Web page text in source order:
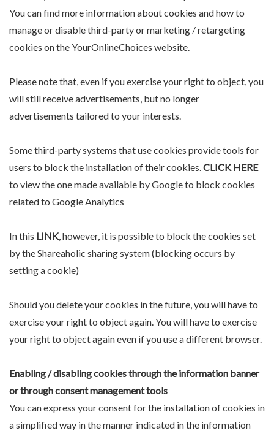
You can find more information about cookies and how to
manage or disable third-party or marketing / retargeting
cookies on theYourOnlineChoices website.
Please note that, even if you exercise your right to object, you
will still receive advertisements, but no longer
advertisements tailored to your interests.
Some third-party systems that use cookies provide tools for
users to block the installation of their cookies.CLICK HERE
to view the one made available by Google to block cookies
related to Google Analytics
In this LINK, however, it is possible to block the cookies set
by the Shareaholic sharing system (blocking occurs by
setting a cookie)
Should you delete your cookies in the future, you will have to
exercise your right to object again. You will have to exercise
your right to object again even if you use a different browser.
Enabling / disabling cookies through the information banner
or through consent management tools
You can express your consent for the installation of cookies in
a simplified way in the manner indicated in the information